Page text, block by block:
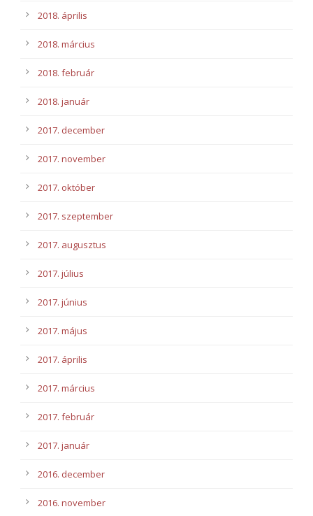
2018. április
2018. március
2018. február
2018. január
2017. december
2017. november
2017. október
2017. szeptember
2017. augusztus
2017. július
2017. június
2017. május
2017. április
2017. március
2017. február
2017. január
2016. december
2016. november